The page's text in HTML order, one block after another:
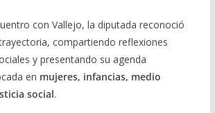
con Vallejo, la diputada reconoció
compartiendo reflexiones
y presentando su agenda
en mujeres, infancias, medio
social.